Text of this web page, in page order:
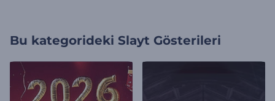
Bu kategorideki Slayt Gösterileri